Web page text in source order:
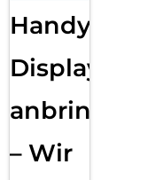
Handy
Displayfolie
anbringen
– Wir